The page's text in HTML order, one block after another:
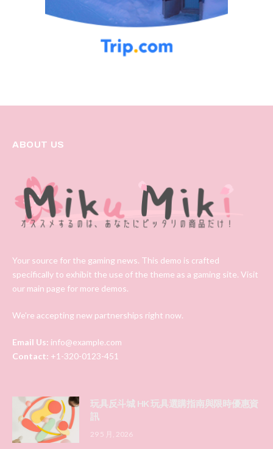
ABOUT US
Your source for the gaming news. This demo is crafted
specifically to exhibit the use of the theme as a gaming site. Visit
our main page for more demos.
We're accepting new partnerships right now.
Email Us: info@example.com
Contact: +1-320-0123-451
玩具反斗城 HK 玩具選購指南與限時優惠資
訊
29 5 月, 2026